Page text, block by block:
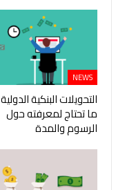
NEWS
التحويلات البنكية الدولية
ما تحتاج لمعرفته حول
الرسوم والمدة